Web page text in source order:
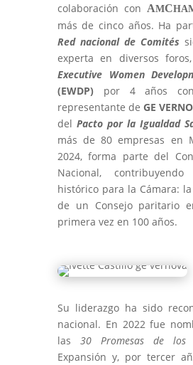
colaboración con AMC
más de cinco años. Ha
Red nacional de Comités
experta en diversos
Executive Women
(EWDP) por 4 años
representante de GE
del Pacto por la Igualdad
más de 80 empresas en
2024, forma parte del
Nacional,
histórico para la Cámara:
de un Consejo paritario
primera vez en 100 años.
Su liderazgo ha sido
nacional. En 2022 fue
las 30 Promesas de los
Expansión y, por tercer